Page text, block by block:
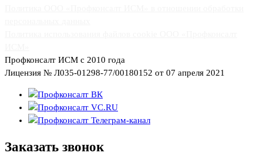
Профконсалт ИСМ с 2010 года
Лицензия № Л035-01298-77/00180152 от 07 апреля 2021
Заказать звонок